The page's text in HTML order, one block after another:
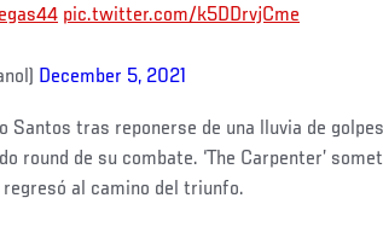
pic.twitter.com/k5DDrvjCme
December 5, 2021
Santos tras reponerse de una lluvia de
round de su combate. ‘The Carpenter’
al camino del triunfo.